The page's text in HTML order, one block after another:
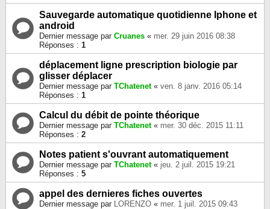
Sauvegarde automatique quotidienne Iphone et
android
Dernier message par Cruanes « mer. 29 juin 2016 08:38
Réponses : 1
déplacement ligne prescription biologie par
glisser déplacer
Dernier message par TChatenet« ven. 8 janv. 2016 05:14
Réponses : 1
Calcul du débit de pointe théorique
Dernier message par TChatenet« mer. 30 déc. 2015 11:11
Réponses : 2
Notes patient s'ouvrant automatiquement
Dernier message par TChatenet« jeu. 2 juil. 2015 19:21
Réponses : 5
appel des dernieres fiches ouvertes
Dernier message par LORENZO « mer. 1 juil. 2015 09:43